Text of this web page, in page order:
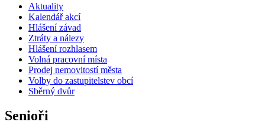
Aktuality
Kalendář akcí
Hlášení závad
Ztráty a nálezy
Hlášení rozhlasem
Volná pracovní místa
Prodej nemovitostí města
Volby do zastupitelstev obcí
Sběrný dvůr
Senioři